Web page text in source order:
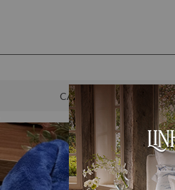
CAMA MESA